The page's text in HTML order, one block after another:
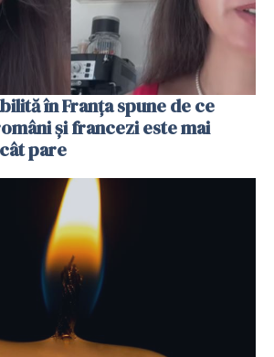
în Franța spune de ce
și francezi este mai
pare